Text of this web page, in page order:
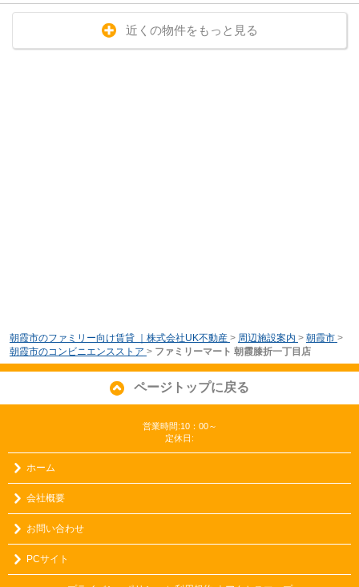
近くの物件をもっと見る
朝霞市のファミリー向け賃貸 ｜株式会社UK不動産 > 周辺施設案内 > 朝霞市 >
朝霞市のコンビニエンスストア > ファミリーマート 朝霞膝折一丁目店
ページトップに戻る
営業時間:10：00～
定休日:
ホーム
会社概要
お問い合わせ
PCサイト